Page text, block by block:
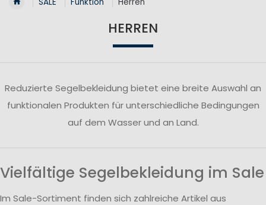
HERREN
Reduzierte Segelbekleidung bietet eine breite Auswahl an
funktionalen Produkten für unterschiedliche Bedingungen
auf dem Wasser und an Land.
Vielfältige Segelbekleidung im Sale
Im Sale-Sortiment finden sich zahlreiche Artikel aus